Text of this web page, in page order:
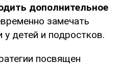
дополнительное
замечать
у детей и подростков.
посвящен